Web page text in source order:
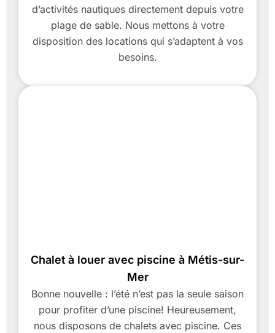
d’activités nautiques directement depuis votre
plage de sable. Nous mettons à votre
disposition des locations qui s’adaptent à vos
besoins.
Chalet à louer avec piscine à Métis-sur-
Mer
Bonne nouvelle : l’été n’est pas la seule saison
pour profiter d’une piscine! Heureusement,
nous disposons de chalets avec piscine. Ces